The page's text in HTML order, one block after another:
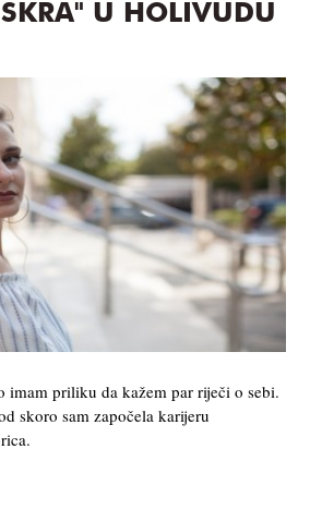
U HOLIVUDU
imam priliku da kažem par riječi o sebi.
skoro sam započela karijeru